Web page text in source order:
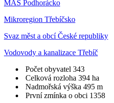
MAS Podhorácko
Mikroregion Třebíčsko
Svaz měst a obcí České republiky
Vodovody a kanalizace Třebíč
Počet obyvatel 343
Celková rozloha 394 ha
Nadmořská výška 495 m
První zmínka o obci 1358